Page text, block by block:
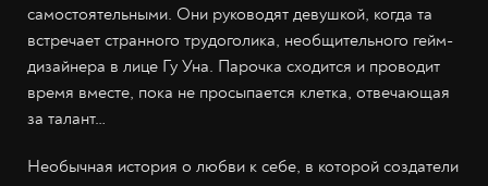
самостоятельными. Они руководят девушкой, когда та
встречает странного трудоголика, необщительного гейм-
дизайнера в лице Гу Уна. Парочка сходится и проводит
время вместе, пока не просыпается клетка, отвечающая
за талант…
Необычная история о любви к себе, в которой создатели